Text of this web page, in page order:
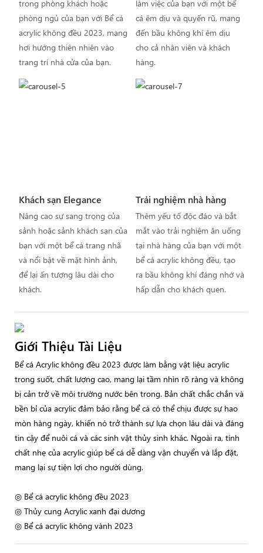
trong phòng khách hoặc
phòng ngủ của bạn với Bể cá
acrylic không đều 2023, mang
hơi hướng thiên nhiên vào
trang trí nhà cửa của bạn.
làm việc của bạn với một bể
cá êm dịu và quyến rũ, mang
đến bầu không khí êm dịu
cho cả nhân viên và khách
hàng.
Khách sạn Elegance
Nâng cao sự sang trọng của
sảnh hoặc sảnh khách sạn của
bạn với một bể cá trang nhã
và nổi bật về mặt hình ảnh,
để lại ấn tượng lâu dài cho
khách.
Trải nghiệm nhà hàng
Thêm yếu tố độc đáo và bắt
mắt vào trải nghiệm ăn uống
tại nhà hàng của bạn với một
bể cá acrylic không đều, tạo
ra bầu không khí đáng nhớ và
hấp dẫn cho khách quen.
Giới Thiệu Tài Liệu
Bể cá Acrylic không đều 2023 được làm bằng vật liệu acrylic
trong suốt, chất lượng cao, mang lại tầm nhìn rõ ràng và không
bị cản trở về môi trường nước bên trong. Bản chất chắc chắn và
bền bỉ của acrylic đảm bảo rằng bể cá có thể chịu được sự hao
mòn hàng ngày, khiến nó trở thành sự lựa chọn lâu dài và đáng
tin cậy để nuôi cá và các sinh vật thủy sinh khác. Ngoài ra, tính
chất nhẹ của acrylic giúp bể cá dễ dàng vận chuyển và lắp đặt,
mang lại sự tiện lợi cho người dùng.
◎ Bể cá acrylic không đều 2023
◎ Thủy cung Acrylic xanh đại dương
◎ Bể cá acrylic không vành 2023